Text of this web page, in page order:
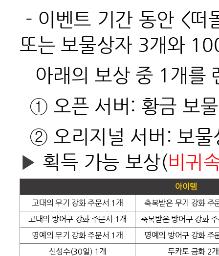
- 이벤트 기간 동안 <떠
또는 보물상자 3개와
아래의 보상 중 1개를
① 오픈 서버: 황금 보
② 오리지널 서버: 보
▶ 획득 가능 보상(비귀
아이템
고대의 무기 강화 주문서 1개
축복받은 무기 강화 주
고대의 방어구 강화 주문서 1개
축복받은 방어구 강화
명예의 무기 강화 주문서 1개
명예의 방어구 강화 주
신성수(30일) 1개
두카토 금화 2개